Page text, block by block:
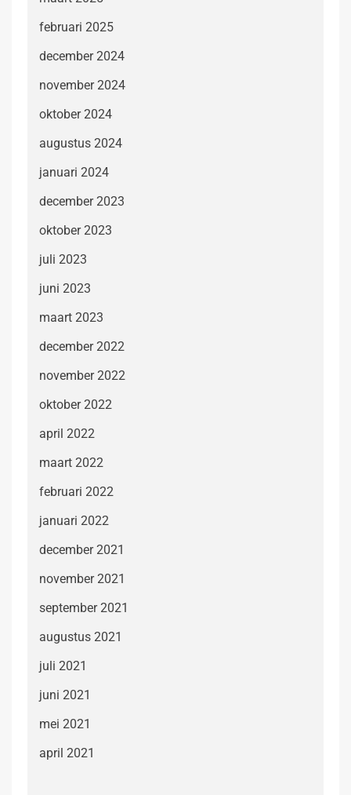
februari 2025
december 2024
november 2024
oktober 2024
augustus 2024
januari 2024
december 2023
oktober 2023
juli 2023
juni 2023
maart 2023
december 2022
november 2022
oktober 2022
april 2022
maart 2022
februari 2022
januari 2022
december 2021
november 2021
september 2021
augustus 2021
juli 2021
juni 2021
mei 2021
april 2021